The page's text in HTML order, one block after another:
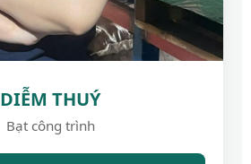
DIỄM THUÝ
Bạt công trình